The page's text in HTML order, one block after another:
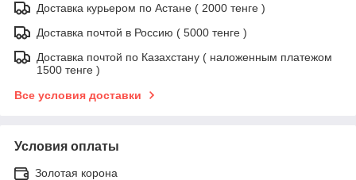
Доставка курьером по Астане ( 2000 тенге )
Доставка почтой в Россию ( 5000 тенге )
Доставка почтой по Казахстану ( наложенным платежом
1500 тенге )
Все условия доставки
Условия оплаты
Золотая корона